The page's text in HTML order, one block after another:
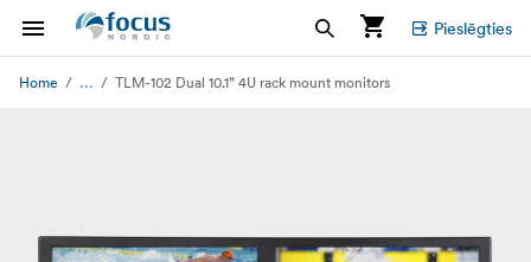
Pieslēgties
Home ... TLM-102 Dual 10.1” 4U rack mount monitors